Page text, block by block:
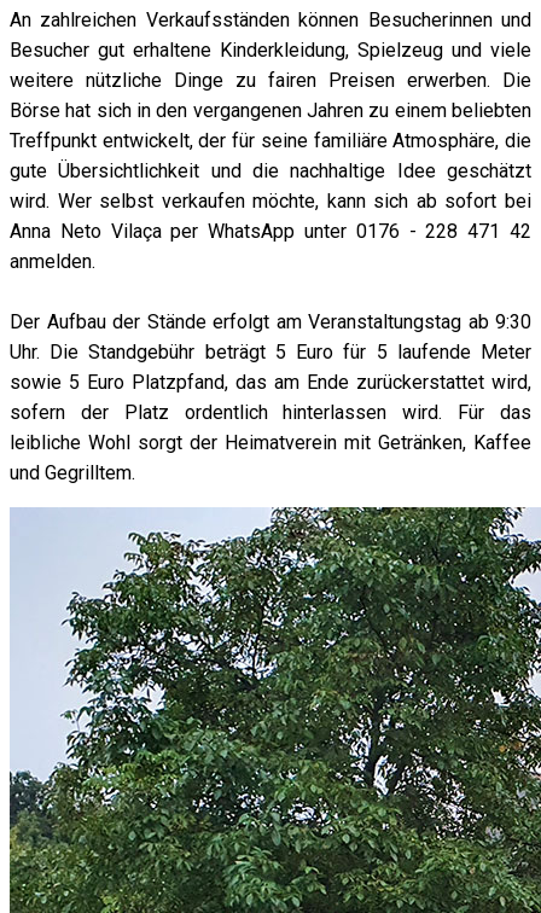
An zahlreichen Verkaufsständen können Besucherinnen und
Besucher gut erhaltene Kinderkleidung, Spielzeug und viele
weitere nützliche Dinge zu fairen Preisen erwerben. Die
Börse hat sich in den vergangenen Jahren zu einem beliebten
Treffpunkt entwickelt, der für seine familiäre Atmosphäre, die
gute Übersichtlichkeit und die nachhaltige Idee geschätzt
wird. Wer selbst verkaufen möchte, kann sich ab sofort bei
Anna Neto Vilaça per WhatsApp unter 0176 - 228 471 42
anmelden.
Der Aufbau der Stände erfolgt am Veranstaltungstag ab 9:30
Uhr. Die Standgebühr beträgt 5 Euro für 5 laufende Meter
sowie 5 Euro Platzpfand, das am Ende zurückerstattet wird,
sofern der Platz ordentlich hinterlassen wird. Für das
leibliche Wohl sorgt der Heimatverein mit Getränken, Kaffee
und Gegrilltem.